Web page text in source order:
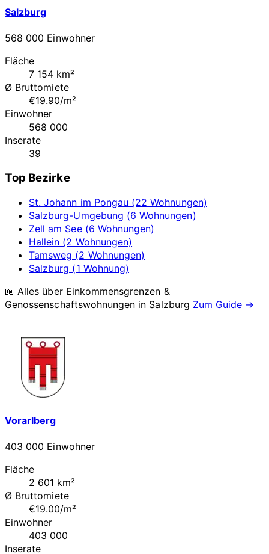
Salzburg
568 000 Einwohner
Fläche
7 154 km²
Ø Bruttomiete
€19.90/m²
Einwohner
568 000
Inserate
39
Top Bezirke
St. Johann im Pongau (22 Wohnungen)
Salzburg-Umgebung (6 Wohnungen)
Zell am See (6 Wohnungen)
Hallein (2 Wohnungen)
Tamsweg (2 Wohnungen)
Salzburg (1 Wohnung)
📖 Alles über Einkommensgrenzen &
Genossenschaftswohnungen in Salzburg Zum Guide →
Vorarlberg
403 000 Einwohner
Fläche
2 601 km²
Ø Bruttomiete
€19.00/m²
Einwohner
403 000
Inserate